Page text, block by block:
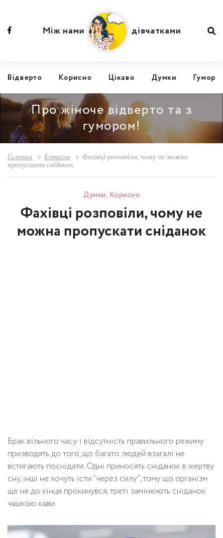
Відвертo Корисно Цікаво Думки Гумор
Між нами дівчатками
Про жіноче відверто та з
гумором!
Головна Корисно
Фахівці розповіли, чому не можна
пропускати сніданок
Думки, Корисно
Фахівці розповіли, чому не
можна пропускати сніданок
Брак вільного часу і відсутність правильного режиму
призводять до того, що багато людей взагалі не
встигають поснідати. Одні приносять сніданок в жертву
сну, інші не хочуть їсти “через силу”, тому що організм
ще не до кінця прокинувся, треті замінюють сніданок
чашкою кави.